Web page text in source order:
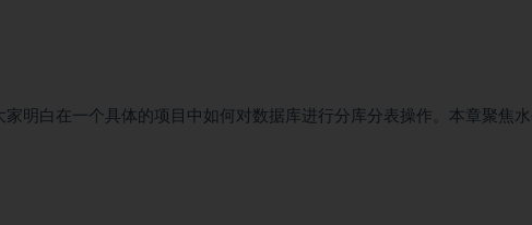
明白在一个具体的项目中如何对数据库进行分库分表操作。本章聚焦